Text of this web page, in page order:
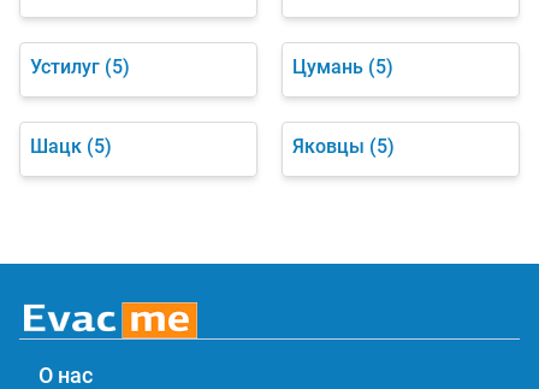
Устилуг (5) Цумань (5)
Шацк (5) Яковцы (5)
О нас